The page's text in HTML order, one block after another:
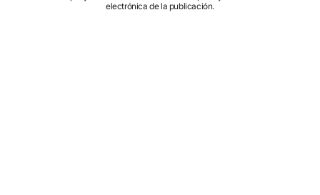
electrónica de la publicación.